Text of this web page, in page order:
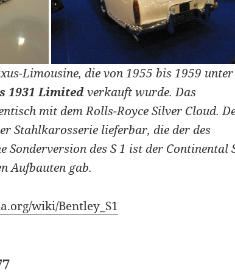
Limousine, die von 1955 bis 1959 unter
1931 Limitedverkauft wurde. Das
mit dem Rolls-Royce Silver Cloud.
Stahlkarosserie lieferbar, die der des
Sonderversion des S 1 ist der Continental
Aufbauten gab.
wiki/Bentley_S1